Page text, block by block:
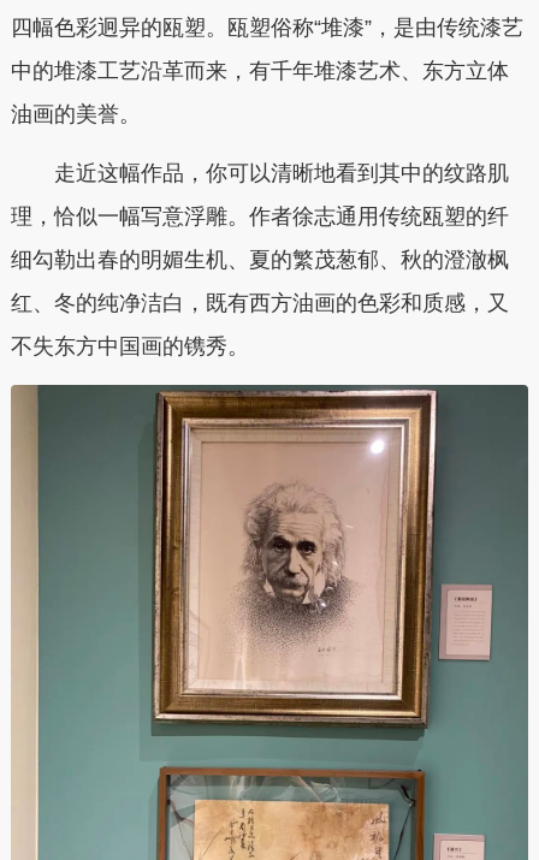
四幅色彩迥异的瓯塑。瓯塑俗称“堆漆”，是由传统漆艺
中的堆漆工艺沿革而来，有千年堆漆艺术、东方立体
油画的美誉。
走近这幅作品，你可以清晰地看到其中的纹路肌
理，恰似一幅写意浮雕。作者徐志通用传统瓯塑的纤
细勾勒出春的明媚生机、夏的繁茂葱郁、秋的澄澈枫
红、冬的纯净洁白，既有西方油画的色彩和质感，又
不失东方中国画的镌秀。